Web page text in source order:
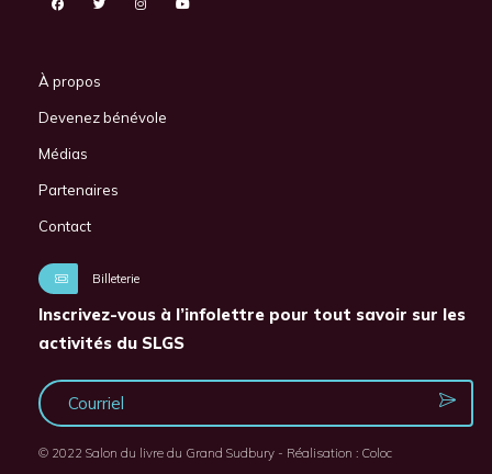
À propos
Devenez bénévole
Médias
Partenaires
Contact
Billeterie
Inscrivez-vous à l’infolettre pour tout savoir sur les
activités du SLGS
© 2022 Salon du livre du Grand Sudbury - Réalisation : Coloc